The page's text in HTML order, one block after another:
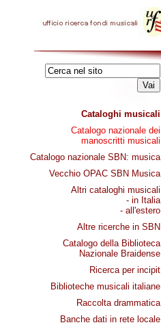
Cataloghi musicali
Catalogo nazionale dei
manoscritti musicali
Catalogo nazionale SBN: musica
Vecchio OPAC SBN Musica
Altri cataloghi musicali
- in Italia
- all'estero
Altre ricerche in SBN
Catalogo della Biblioteca
Nazionale Braidense
Ricerca per incipit
Biblioteche musicali italiane
Raccolta drammatica
Banche dati in rete locale